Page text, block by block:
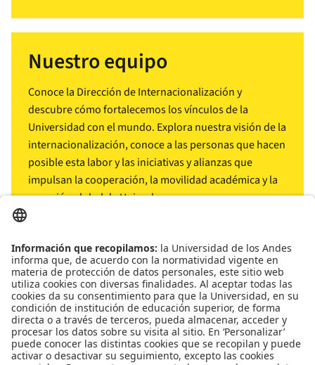
Nuestro equipo
Conoce la Dirección de Internacionalización y
descubre cómo fortalecemos los vínculos de la
Universidad con el mundo. Explora nuestra visión de la
internacionalización, conoce a las personas que hacen
posible esta labor y las iniciativas y alianzas que
impulsan la cooperación, la movilidad académica y la
conexión global de Uniandes.